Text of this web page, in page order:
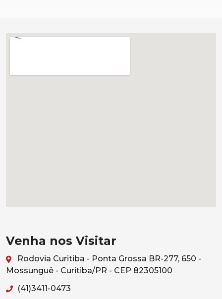
Venha nos Visitar
Rodovia Curitiba - Ponta Grossa BR-277, 650 -
Mossunguê - Curitiba/PR - CEP 82305100
(41)3411-0473